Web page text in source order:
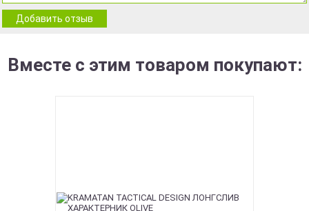
Добавить отзыв
Вместе с этим товаром покупают: